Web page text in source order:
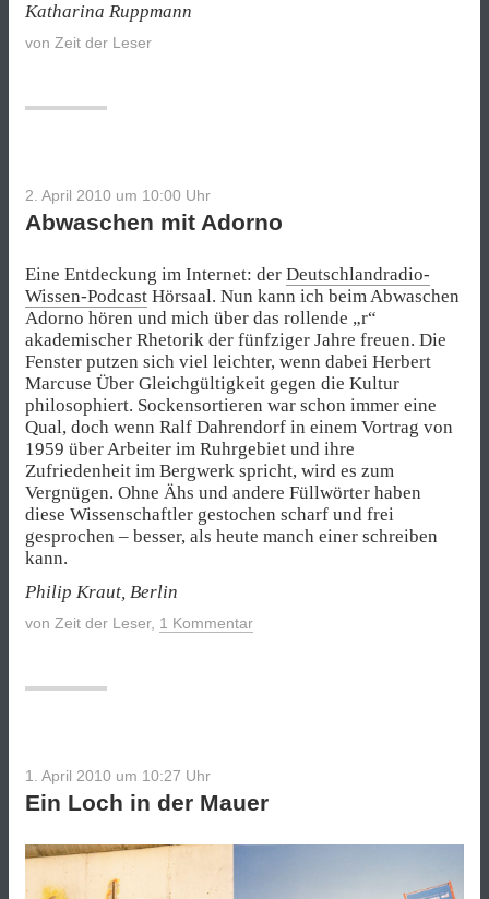
Katharina Ruppmann
von Zeit der Leser
2. April 2010 um 10:00 Uhr
Abwaschen mit Adorno
Eine Entdeckung im Internet: der Deutschlandradio-
Wissen-Podcast Hörsaal. Nun kann ich beim Abwaschen
Adorno hören und mich über das rollende „r“
akademischer Rhetorik der fünfziger Jahre freuen. Die
Fenster putzen sich viel leichter, wenn dabei Herbert
Marcuse Über Gleichgültigkeit gegen die Kultur
philosophiert. Sockensortieren war schon immer eine
Qual, doch wenn Ralf Dahrendorf in einem Vortrag von
1959 über Arbeiter im Ruhrgebiet und ihre
Zufriedenheit im Bergwerk spricht, wird es zum
Vergnügen. Ohne Ähs und andere Füllwörter haben
diese Wissenschaftler gestochen scharf und frei
gesprochen – besser, als heute manch einer schreiben
kann.
Philip Kraut, Berlin
von Zeit der Leser, 1 Kommentar
1. April 2010 um 10:27 Uhr
Ein Loch in der Mauer